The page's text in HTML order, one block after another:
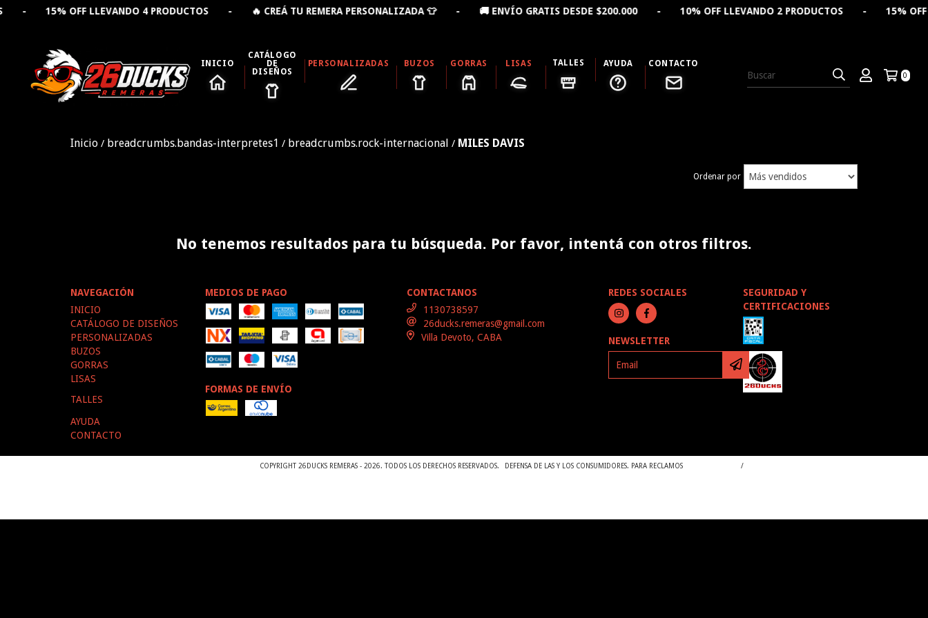
15% OFF LLEVANDO 4 PRODUCTOS - 🔥 CREÁ TU REMERA PERSONALIZADA 👕 - 🚚 ENVÍO GRATIS DESDE $200.000 - 10% OFF LLEVANDO 2 PRODUCTOS - 15% OFF
INICIO
CATÁLOGO
DE
DISEÑOS
PERSONALIZADAS BUZOS GORRAS LISAS TALLES AYUDA CONTACTO
0
Inicio / breadcrumbs.bandas-interpretes1 / breadcrumbs.rock-internacional / MILES DAVIS
Ordenar por
No tenemos resultados para tu búsqueda. Por favor, intentá con otros filtros.
NAVEGACIÓN
INICIO
CATÁLOGO DE DISEÑOS
PERSONALIZADAS
BUZOS
GORRAS
LISAS
TALLES
AYUDA
CONTACTO
MEDIOS DE PAGO
FORMAS DE ENVÍO
CONTACTANOS
1130738597
26ducks.remeras@gmail.com
Villa Devoto, CABA
REDES SOCIALES
NEWSLETTER
SEGURIDAD Y
CERTIFICACIONES
COPYRIGHT 26DUCKS REMERAS - 2026. TODOS LOS DERECHOS RESERVADOS. DEFENSA DE LAS Y LOS CONSUMIDORES. PARA RECLAMOS /